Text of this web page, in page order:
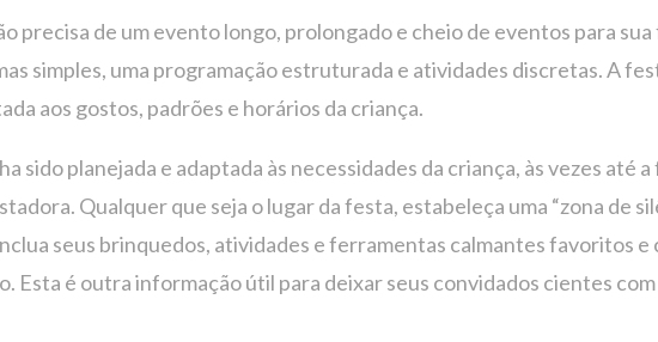
precisa de um evento longo, prolongado e cheio de eventos para
simples, uma programação estruturada e atividades discretas. A
aos gostos, padrões e horários da criança.
sido planejada e adaptada às necessidades da criança, às vezes até
Qualquer que seja o lugar da festa, estabeleça uma “zona de
seus brinquedos, atividades e ferramentas calmantes favoritos e
Esta é outra informação útil para deixar seus convidados cientes